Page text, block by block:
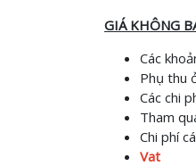
GIÁ KHÔNG
Các
Phụ thu
Các chi
Tham
Chi phí
Vat